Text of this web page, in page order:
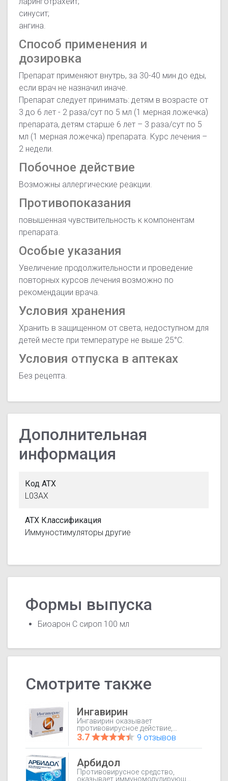
синусит;
ангина.
Способ применения и
дозировка
Препарат применяют внутрь, за 30-40 мин до еды,
если врач не назначил иначе.
Препарат следует принимать: детям в возрасте от
3 до 6 лет - 2 раза/сут по 5 мл (1 мерная ложечка)
препарата, детям старше 6 лет – 3 раза/сут по 5
мл (1 мерная ложечка) препарата. Курс лечения –
2 недели.
Побочное действие
Возможны аллергические реакции.
Противопоказания
повышенная чувствительность к компонентам
препарата.
Особые указания
Увеличение продолжительности и проведение
повторных курсов лечения возможно по
рекомендации врача.
Условия хранения
Хранить в защищенном от света, недоступном для
детей месте при температуре не выше 25°С.
Условия отпуска в аптеках
Без рецепта.
Дополнительная
информация
Код АТХ
L03AX
АТХ Классификация
Иммуностимуляторы другие
Формы выпуска
Биоарон C сироп 100 мл
Смотрите также
Ингавирин
Ингавирин оказывает
противовирусное действие,
эффективен в отношении
вирусов гриппа типов А и В,
аденовирусной инфекции. В
эксперименте in vitro и in vivo
эффективно подавляет
репродукцию и цитопатическое
действие вирусов гриппа типов А
3.7 9 отзывов
Арбидол
Противовирусное средство,